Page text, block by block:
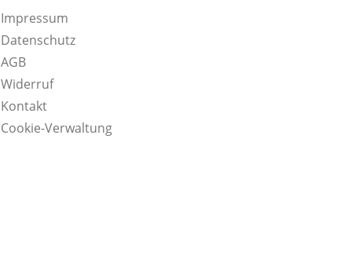
Impressum
Datenschutz
AGB
Widerruf
Kontakt
Cookie-Verwaltung